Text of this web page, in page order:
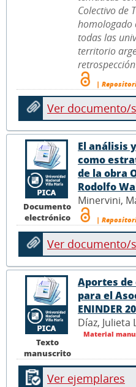
Colectivo de
homologado
todas las
territorio
|
Ver documento/s
Documento
electrónico
El análisis
como
de la obra
Rodolfo
Minervini,
|
Ver documento/s
Texto
manuscrito
Aportes
para el
ENINDER
Díaz, Julieta
Material
Ver ejemplares